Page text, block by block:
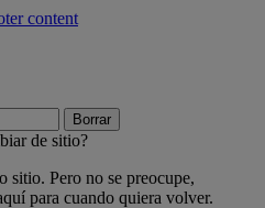
content
Borrar
de sitio?
sitio. Pero no se preocupe,
para cuando quiera volver.